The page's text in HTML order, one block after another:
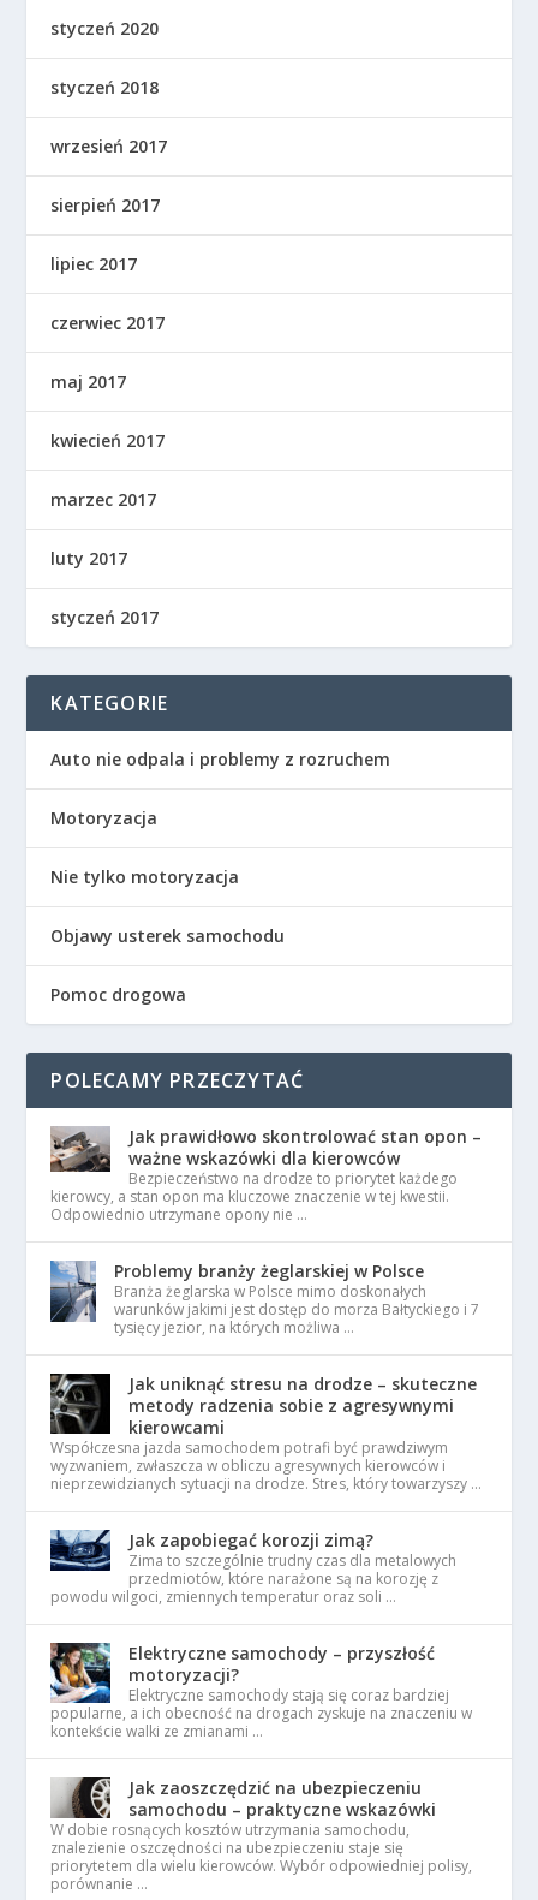
styczeń 2020
styczeń 2018
wrzesień 2017
sierpień 2017
lipiec 2017
czerwiec 2017
maj 2017
kwiecień 2017
marzec 2017
luty 2017
styczeń 2017
KATEGORIE
Auto nie odpala i problemy z rozruchem
Motoryzacja
Nie tylko motoryzacja
Objawy usterek samochodu
Pomoc drogowa
POLECAMY PRZECZYTAĆ
Jak prawidłowo skontrolować stan opon –
ważne wskazówki dla kierowców
Bezpieczeństwo na drodze to priorytet każdego
kierowcy, a stan opon ma kluczowe znaczenie w tej kwestii.
Odpowiednio utrzymane opony nie …
Problemy branży żeglarskiej w Polsce
Branża żeglarska w Polsce mimo doskonałych
warunków jakimi jest dostęp do morza Bałtyckiego i 7
tysięcy jezior, na których możliwa …
Jak uniknąć stresu na drodze – skuteczne
metody radzenia sobie z agresywnymi
kierowcami
Współczesna jazda samochodem potrafi być prawdziwym
wyzwaniem, zwłaszcza w obliczu agresywnych kierowców i
nieprzewidzianych sytuacji na drodze. Stres, który towarzyszy …
Jak zapobiegać korozji zimą?
Zima to szczególnie trudny czas dla metalowych
przedmiotów, które narażone są na korozję z
powodu wilgoci, zmiennych temperatur oraz soli …
Elektryczne samochody – przyszłość
motoryzacji?
Elektryczne samochody stają się coraz bardziej
popularne, a ich obecność na drogach zyskuje na znaczeniu w
kontekście walki ze zmianami …
Jak zaoszczędzić na ubezpieczeniu
samochodu – praktyczne wskazówki
W dobie rosnących kosztów utrzymania samochodu,
znalezienie oszczędności na ubezpieczeniu staje się
priorytetem dla wielu kierowców. Wybór odpowiedniej polisy,
porównanie …